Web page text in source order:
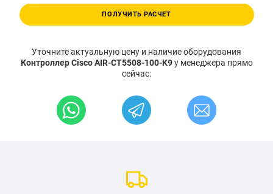
ПОЛУЧИТЬ РАСЧЕТ
Уточните актуальную цену и наличие оборудования
Контроллер Cisco AIR-CT5508-100-K9у менеджера прямо
сейчас: